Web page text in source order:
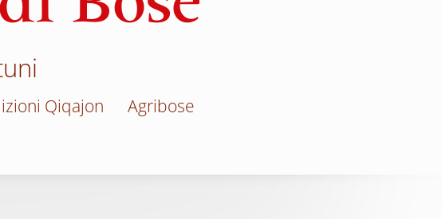
Qiqajon Agribose